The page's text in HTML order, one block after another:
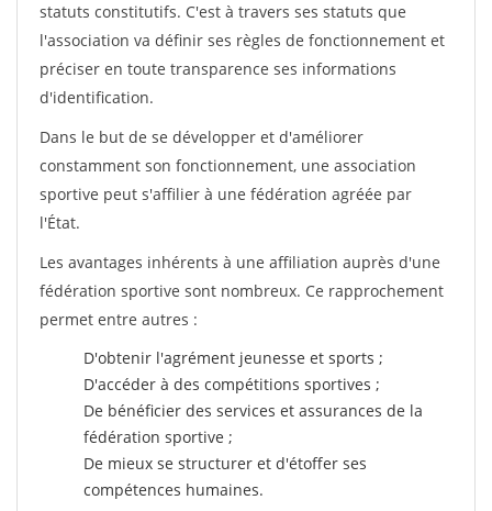
statuts constitutifs. C'est à travers ses statuts que
l'association va définir ses règles de fonctionnement et
préciser en toute transparence ses informations
d'identification.
Dans le but de se développer et d'améliorer
constamment son fonctionnement, une association
sportive peut s'affilier à une fédération agréée par
l'État.
Les avantages inhérents à une affiliation auprès d'une
fédération sportive sont nombreux. Ce rapprochement
permet entre autres :
D'obtenir l'agrément jeunesse et sports ;
D'accéder à des compétitions sportives ;
De bénéficier des services et assurances de la
fédération sportive ;
De mieux se structurer et d'étoffer ses
compétences humaines.